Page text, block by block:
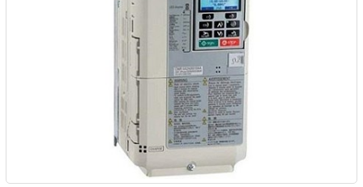
Hệ thống điều khiển giám
sát và thu thập dữ liệu
Giải pháp quản lý bằng mã
Bảng LED điện tử
Bảng điện tử năng suất
Bảng Led hiển thị nhiệt độ
COPYRIGHT 2018. ALL RIGHTS RESERVED